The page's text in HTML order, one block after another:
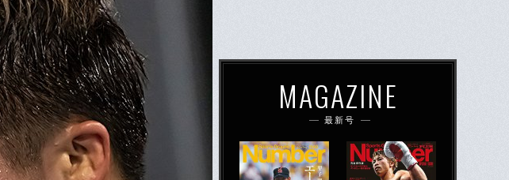
MAGAZINE
最新号